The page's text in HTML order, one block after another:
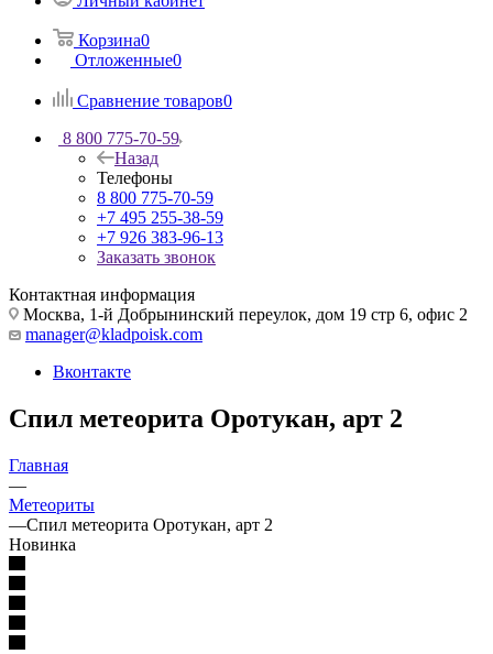
Корзина0
Отложенные0
Сравнение товаров0
8 800 775-70-59
Назад
Телефоны
8 800 775-70-59
+7 495 255-38-59
+7 926 383-96-13
Заказать звонок
Контактная информация
Москва, 1-й Добрынинский переулок, дом 19 стр 6, офис 2
manager@kladpoisk.com
Вконтакте
Спил метеорита Оротукан, арт 2
Главная
—
Метеориты
—Спил метеорита Оротукан, арт 2
Новинка